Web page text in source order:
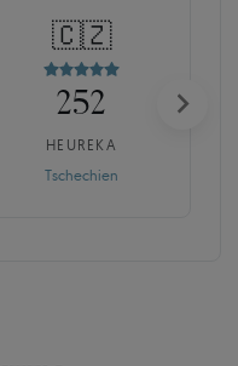
🇨🇿
252
HEUREKA
Tschechien